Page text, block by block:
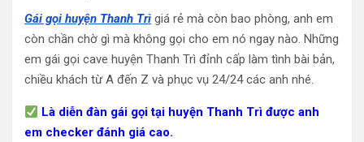
Gái gọi huyện Thanh Trì giá rẻ mà còn bao phòng, anh em
còn chần chờ gì mà không gọi cho em nó ngay nào. Những
em gái gọi cave huyện Thanh Trì đỉnh cấp làm tình bài bản,
chiều khách từ A đến Z và phục vụ 24/24 các anh nhé.
Là diễn đàn gái gọi tại huyện Thanh Trì được anh
em checker đánh giá cao.